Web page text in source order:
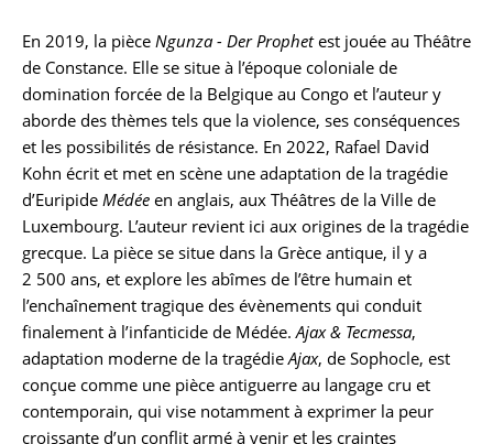
En 2019, la pièce Ngunza - Der Prophetest jouée au Théâtre
de Constance. Elle se situe à l’époque coloniale de
domination forcée de la Belgique au Congo et l’auteur y
aborde des thèmes tels que la violence, ses conséquences
et les possibilités de résistance. En 2022, Rafael David
Kohn écrit et met en scène une adaptation de la tragédie
d’Euripide Médée en anglais, aux Théâtres de la Ville de
Luxembourg. L’auteur revient ici aux origines de la tragédie
grecque. La pièce se situe dans la Grèce antique, il y a
2 500 ans, et explore les abîmes de l’être humain et
l’enchaînement tragique des évènements qui conduit
finalement à l’infanticide de Médée.Ajax & Tecmessa,
adaptation moderne de la tragédieAjax, de Sophocle, est
conçue comme une pièce antiguerre au langage cru et
contemporain, qui vise notamment à exprimer la peur
croissante d’un conflit armé à venir et les craintes